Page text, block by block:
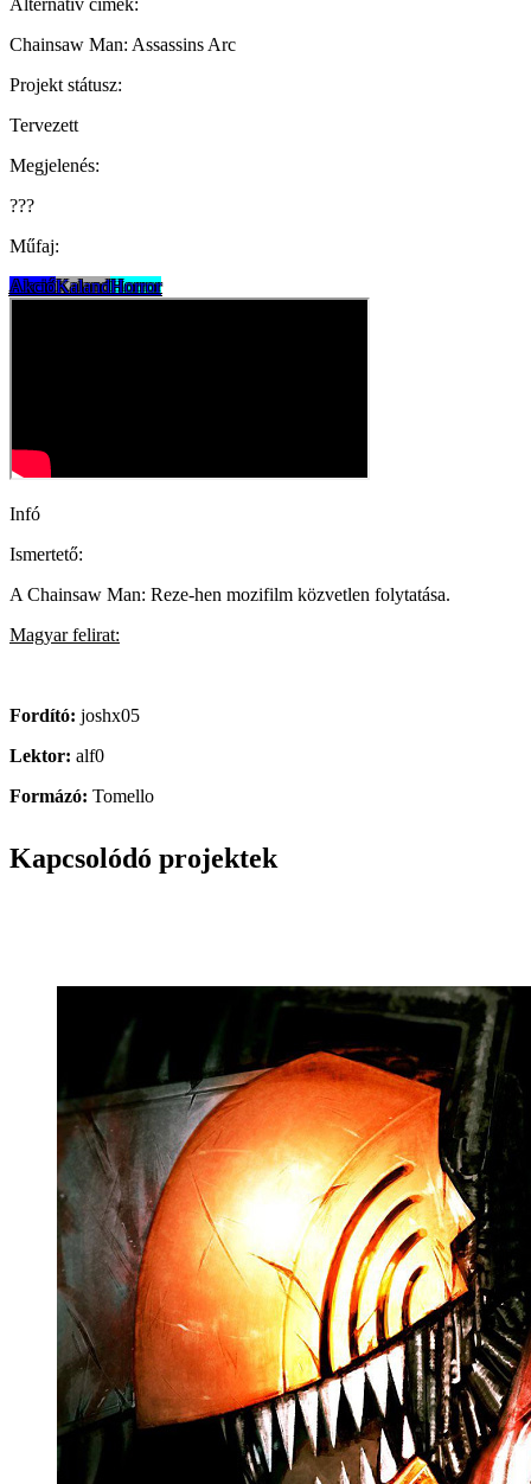
Alternatív címek:
Chainsaw Man: Assassins Arc
Projekt státusz:
Tervezett
Megjelenés:
???
Műfaj:
AkcióKalandHorror
Infó
Ismertető:
A Chainsaw Man: Reze-hen mozifilm közvetlen folytatása.
Magyar felirat:
Fordító: joshx05
Lektor: alf0
Formázó: Tomello
Kapcsolódó projektek